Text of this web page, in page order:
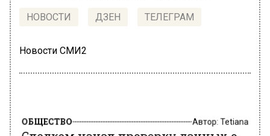
НОВОСТИ ДЗЕН ТЕЛЕГРАМ
Новости СМИ2
Следком начал проверку данных о